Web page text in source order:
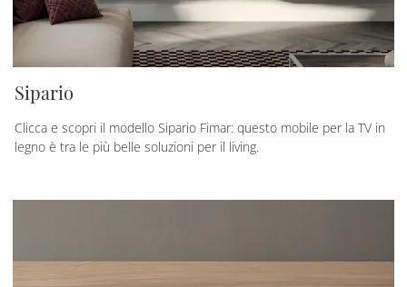
Sipario
Clicca e scopri il modello Sipario Fimar: questo mobile per la TV in
legno è tra le più belle soluzioni per il living.